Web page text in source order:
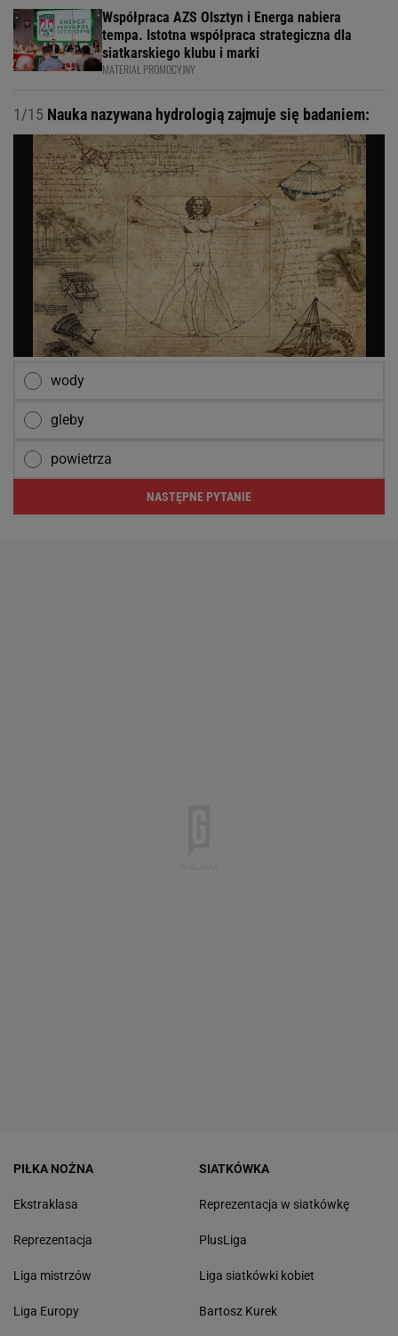
Współpraca AZS Olsztyn i Energa nabiera
tempa. Istotna współpraca strategiczna dla
siatkarskiego klubu i marki
MATERIAŁ PROMOCYJNY
1/15 Nauka nazywana hydrologią zajmuje się badaniem:
wody
gleby
powietrza
NASTĘPNE PYTANIE
PIŁKA NOŻNA
Ekstraklasa
Reprezentacja
Liga mistrzów
Liga Europy
SIATKÓWKA
Reprezentacja w siatkówkę
PlusLiga
Liga siatkówki kobiet
Bartosz Kurek